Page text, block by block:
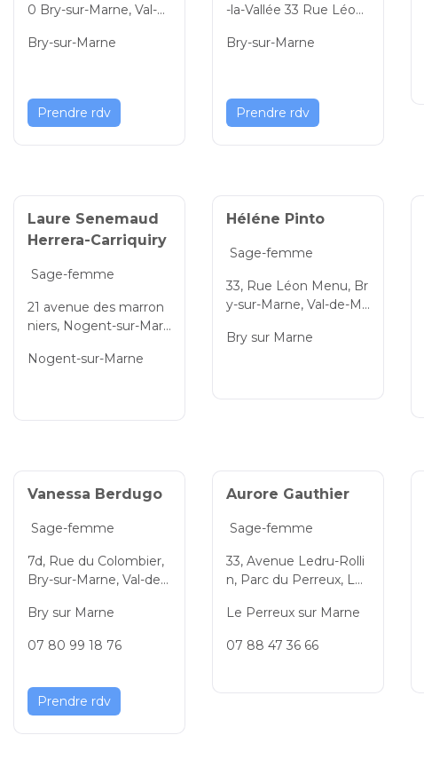
0 Bry-sur-Marne, Val-d
France
Bry-sur-Marne
Prendre rdv
-la-Vallée 33 Rue Léon
Marne, Val-de-Marne, Îl
Bry-sur-Marne
Prendre rdv
Laure Senemaud
Herrera-Carriquiry
Sage-femme
21 avenue des marron
niers, Nogent-sur-Marn
France, 94130, France
Nogent-sur-Marne
Héléne Pinto
Sage-femme
33, Rue Léon Menu, Br
y-sur-Marne, Val-de-Ma
60, France
Bry sur Marne
Vanessa Berdugo
Sage-femme
7d, Rue du Colombier,
Bry-sur-Marne, Val-de-
4360, France
Bry sur Marne
07 80 99 18 76
Prendre rdv
Aurore Gauthier
Sage-femme
33, Avenue Ledru-Rolli
n, Parc du Perreux, Le
-de-Marne, Île-de-Fran
Le Perreux sur Marne
07 88 47 36 66